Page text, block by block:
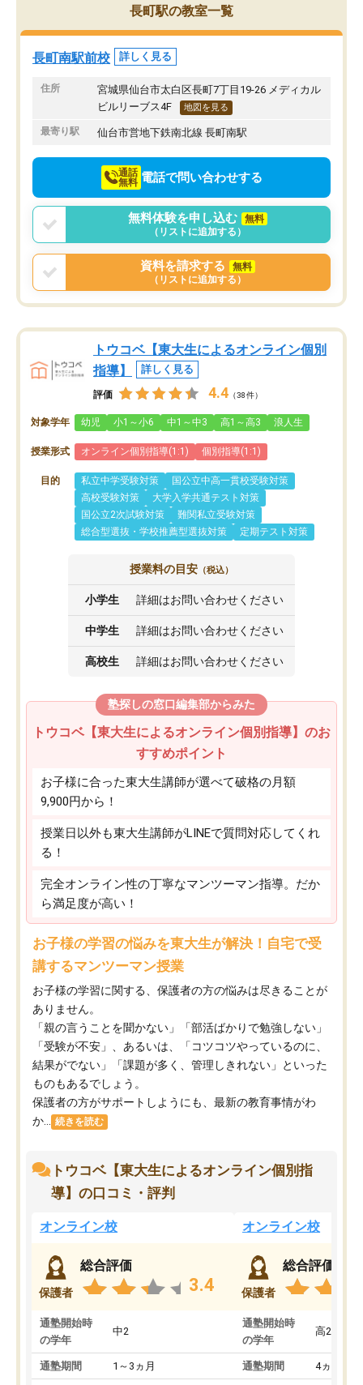
長町駅の教室一覧
長町南駅前校 詳しく見る
住所
宮城県仙台市太白区長町7丁目19-26 メディカル
ビルリーブス4F
地図を見る
最寄り駅 仙台市営地下鉄南北線 長町南駅
通話
無料 電話で問い合わせする
無料体験を申し込む
無料
（リストに追加する）
資料を請求する
無料
（リストに追加する）
トウコベ【東大生によるオンライン個別
指導】
詳しく見る
評価 4.4 （38件）
対象学年 幼児 小1～小6 中1～中3 高1～高3 浪人生
授業形式 オンライン個別指導(1:1) 個別指導(1:1)
目的 私立中学受験対策
国公立中高一貫校受験対策
高校受験対策
大学入学共通テスト対策
国公立2次試験対策
難関私立受験対策
総合型選抜・学校推薦型選抜対策
定期テスト対策
授業料の目安 （税込）
小学生 詳細はお問い合わせください
中学生 詳細はお問い合わせください
高校生 詳細はお問い合わせください
塾探しの窓口編集部からみた
トウコベ【東大生によるオンライン個別指導】のお
すすめポイント
お子様に合った東大生講師が選べて破格の月額
9,900円から！
授業日以外も東大生講師がLINEで質問対応してくれ
る！
完全オンライン性の丁寧なマンツーマン指導。だか
ら満足度が高い！
お子様の学習の悩みを東大生が解決！自宅で受
講するマンツーマン授業
お子様の学習に関する、保護者の方の悩みは尽きることが
ありません。
「親の言うことを聞かない」「部活ばかりで勉強しない」
「受験が不安」、あるいは、「コツコツやっているのに、
結果がでない」「課題が多く、管理しきれない」といった
ものもあるでしょう。
保護者の方がサポートしようにも、最新の教育事情がわ
か...
続きを読む
トウコベ【東大生によるオンライン個別指
導】の口コミ・評判
オンライン校
保護者
総合評価
3.4
通塾開始時
の学年
中2
通塾期間 1～3ヵ月
オンライン校
保護者
総合評価
通塾開始時
の学年
高2
通塾期間 4ヵ月～1